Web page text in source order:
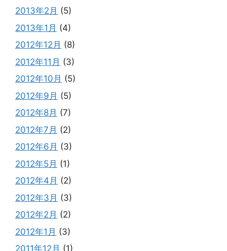
2013年2月 (5)
2013年1月 (4)
2012年12月 (8)
2012年11月 (3)
2012年10月 (5)
2012年9月 (5)
2012年8月 (7)
2012年7月 (2)
2012年6月 (3)
2012年5月 (1)
2012年4月 (2)
2012年3月 (3)
2012年2月 (2)
2012年1月 (3)
2011年12月 (1)